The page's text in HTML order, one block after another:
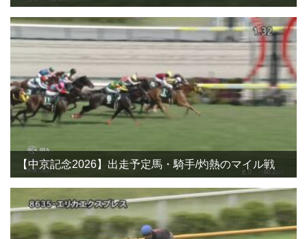
【中京記念2026】出走予定馬・騎手/灼熱のマイル戦